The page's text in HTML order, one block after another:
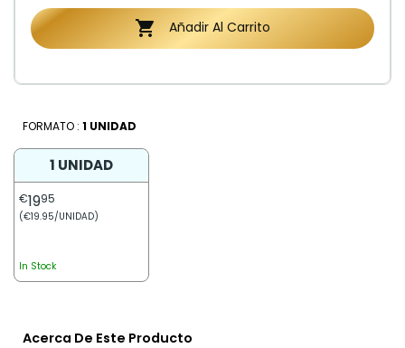
 Añadir Al Carrito
FORMATO : 1 UNIDAD
1 UNIDAD
€1995
(€19.95/UNIDAD)
In Stock
Acerca De Este Producto